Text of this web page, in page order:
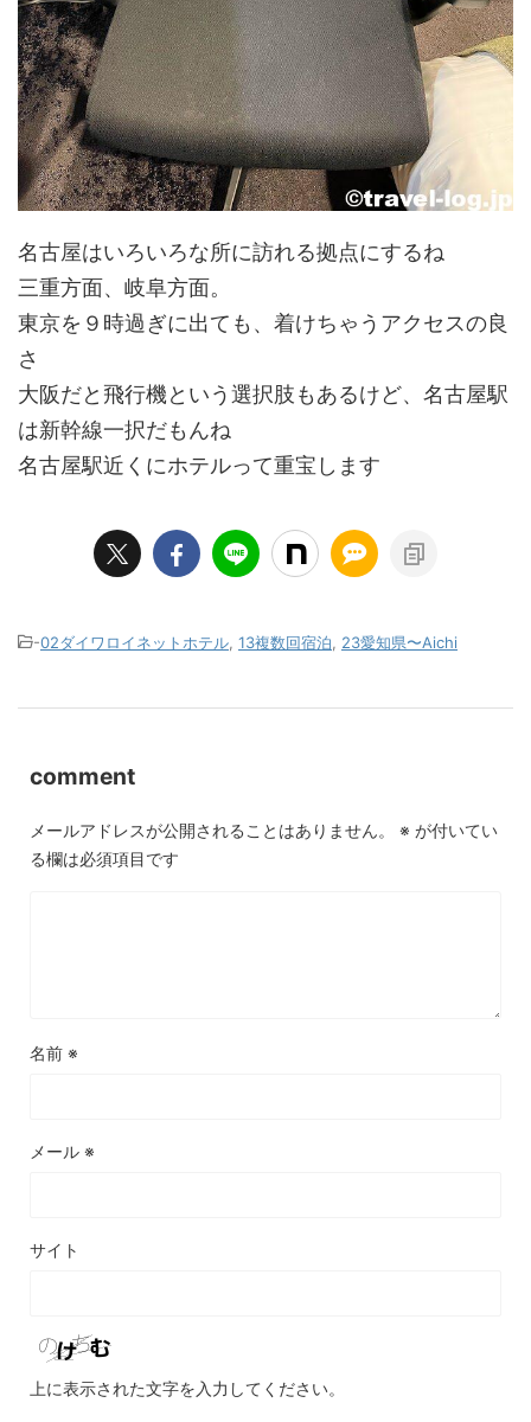
名古屋はいろいろな所に訪れる拠点にするね
三重方面、岐阜方面。
東京を９時過ぎに出ても、着けちゃうアクセスの良
さ
大阪だと飛行機という選択肢もあるけど、名古屋駅
は新幹線一択だもんね
名古屋駅近くにホテルって重宝します
-02ダイワロイネットホテル 13複数回宿泊 23愛知県〜Aichi
comment
メールアドレスが公開されることはありません。 ※ が付いてい
る欄は必須項目です
名前 ※
メール ※
サイト
上に表示された文字を入力してください。